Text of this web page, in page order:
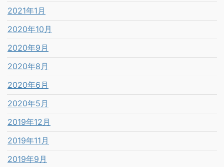
2021年1月
2020年10月
2020年9月
2020年8月
2020年6月
2020年5月
2019年12月
2019年11月
2019年9月